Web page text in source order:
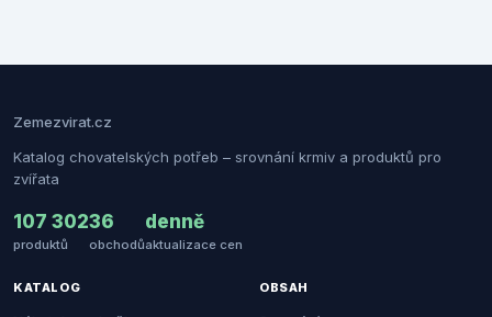
Zemezvirat.cz
Katalog chovatelských potřeb – srovnání krmiv a produktů pro
zvířata
107 302
produktů
36
obchodů
denně
aktualizace cen
KATALOG OBSAH